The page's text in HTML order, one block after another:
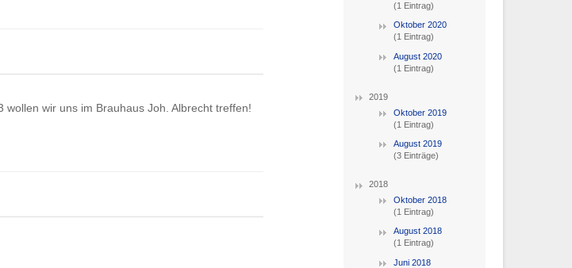
wir uns im Brauhaus Joh. Albrecht treffen!
(1 Eintrag)
Oktober 2020
(1 Eintrag)
August 2020
(1 Eintrag)
2019
Oktober 2019
(1 Eintrag)
August 2019
(3 Einträge)
2018
Oktober 2018
(1 Eintrag)
August 2018
(1 Eintrag)
Juni 2018